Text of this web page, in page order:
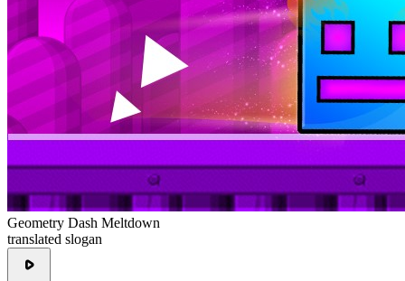
Geometry Dash Meltdown
translated slogan